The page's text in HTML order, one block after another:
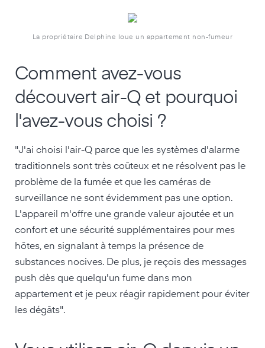
La propriétaire Delphine loue un appartement non-fumeur
Comment avez-vous
découvert air-Q et pourquoi
l'avez-vous choisi ?
"J'ai choisi l'air-Q parce que les systèmes d'alarme
traditionnels sont très coûteux et ne résolvent pas le
problème de la fumée et que les caméras de
surveillance ne sont évidemment pas une option.
L'appareil m'offre une grande valeur ajoutée et un
confort et une sécurité supplémentaires pour mes
hôtes, en signalant à temps la présence de
substances nocives. De plus, je reçois des messages
push dès que quelqu'un fume dans mon
appartement et je peux réagir rapidement pour éviter
les dégâts".